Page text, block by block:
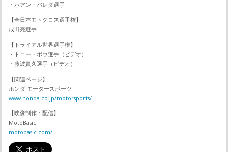
・ホアン・バレダ選手
【全日本モトクロス選手権】
成田亮選手
【トライアル世界選手権】
・トニー・ボウ選手（ビデオ）
・藤波貴久選手（ビデオ）
【関連ページ】
ホンダ モータースポーツ
www.honda.co.jp/motorsports/
【映像制作・配信】
MotoBasic
motobasic.com/